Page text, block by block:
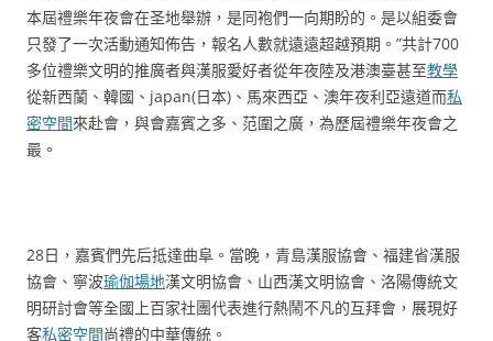
本屆禮樂年夜會在圣地舉辦，是同袍們一向期盼的。是以組委會
只發了一次活動通知佈告，報名人數就遠遠超越預期。”共計700
多位禮樂文明的推廣者與漢服愛好者從年夜陸及港澳臺甚至教學
從新西蘭、韓國、japan(日本)、馬來西亞、澳年夜利亞遠道而私
密空間來赴會，與會嘉賓之多、范圍之廣，為歷屆禮樂年夜會之
最。
28日，嘉賓們先后抵達曲阜。當晚，青島漢服協會、福建省漢服
協會、寧波瑜伽場地漢文明協會、山西漢文明協會、洛陽傳統文
明研討會等全國上百家社團代表進行熱鬧不凡的互拜會，展現好
客私密空間尚禮的中華傳統。